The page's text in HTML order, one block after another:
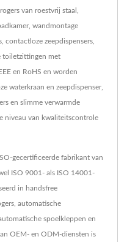
van roestvrij staal,
wandmontage
contactloze zeepdispensers,
toiletzittingen met
en RoHS en worden
waterkraan en zeepdispenser,
en slimme verwarmde
niveau van kwaliteitscontrole
gecertificeerde fabrikant van
ISO 9001- als ISO 14001-
in handsfree
automatische
spoelkleppen en
OEM- en ODM-diensten is